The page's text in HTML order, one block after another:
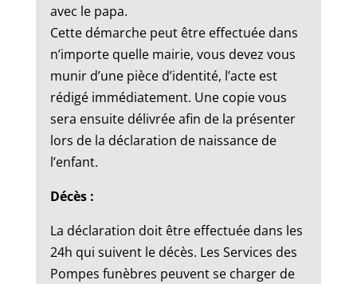
avec le papa.
Cette démarche peut être effectuée dans
n’importe quelle mairie, vous devez vous
munir d’une pièce d’identité, l’acte est
rédigé immédiatement. Une copie vous
sera ensuite délivrée afin de la présenter
lors de la déclaration de naissance de
l’enfant.
Décès :
La déclaration doit être effectuée dans les
24h qui suivent le décès. Les Services des
Pompes funèbres peuvent se charger de